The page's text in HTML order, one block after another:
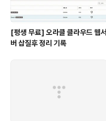
[평생 무료] 오라클 클라우드 웹서
버 삽질후 정리 기록